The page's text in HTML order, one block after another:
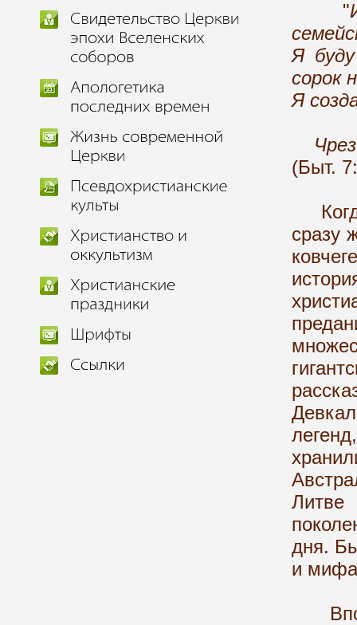
"
Я
сорок
Я
Чрез
(Быт.
сразу
дня.
и